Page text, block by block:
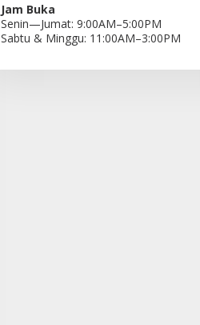
Jam Buka
Senin—Jumat: 9:00AM–5:00PM
Sabtu & Minggu: 11:00AM–3:00PM